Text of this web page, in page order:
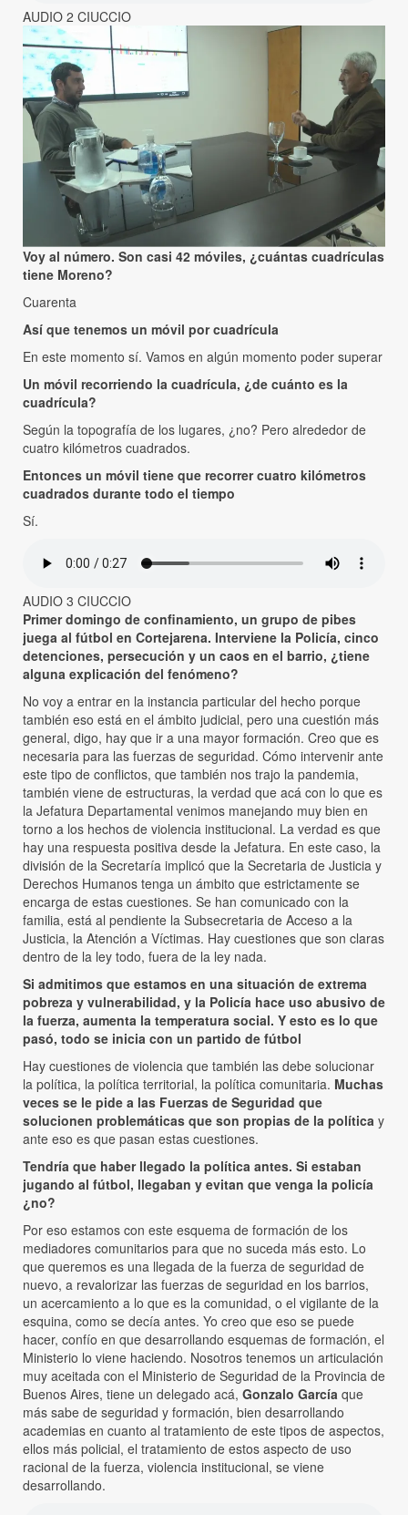
AUDIO 2 CIUCCIO
Voy al número. Son casi 42 móviles, ¿cuántas cuadrículas
tiene Moreno?
Cuarenta
Así que tenemos un móvil por cuadrícula
En este momento sí. Vamos en algún momento poder superar
Un móvil recorriendo la cuadrícula, ¿de cuánto es la
cuadrícula?
Según la topografía de los lugares, ¿no? Pero alrededor de
cuatro kilómetros cuadrados.
Entonces un móvil tiene que recorrer cuatro kilómetros
cuadrados durante todo el tiempo
Sí.
AUDIO 3 CIUCCIO
Primer domingo de confinamiento, un grupo de pibes
juega al fútbol en Cortejarena. Interviene la Policía, cinco
detenciones, persecución y un caos en el barrio, ¿tiene
alguna explicación del fenómeno?
No voy a entrar en la instancia particular del hecho porque
también eso está en el ámbito judicial, pero una cuestión más
general, digo, hay que ir a una mayor formación. Creo que es
necesaria para las fuerzas de seguridad. Cómo intervenir ante
este tipo de conflictos, que también nos trajo la pandemia,
también viene de estructuras, la verdad que acá con lo que es
la Jefatura Departamental venimos manejando muy bien en
torno a los hechos de violencia institucional. La verdad es que
hay una respuesta positiva desde la Jefatura. En este caso, la
división de la Secretaría implicó que la Secretaria de Justicia y
Derechos Humanos tenga un ámbito que estrictamente se
encarga de estas cuestiones. Se han comunicado con la
familia, está al pendiente la Subsecretaria de Acceso a la
Justicia, la Atención a Víctimas. Hay cuestiones que son claras
dentro de la ley todo, fuera de la ley nada.
Si admitimos que estamos en una situación de extrema
pobreza y vulnerabilidad, y la Policía hace uso abusivo de
la fuerza, aumenta la temperatura social. Y esto es lo que
pasó, todo se inicia con un partido de fútbol
Hay cuestiones de violencia que también las debe solucionar
la política, la política territorial, la política comunitaria. Muchas
veces se le pide a las Fuerzas de Seguridad que
solucionen problemáticas que son propias de la política y
ante eso es que pasan estas cuestiones.
Tendría que haber llegado la política antes. Si estaban
jugando al fútbol, llegaban y evitan que venga la policía
¿no?
Por eso estamos con este esquema de formación de los
mediadores comunitarios para que no suceda más esto. Lo
que queremos es una llegada de la fuerza de seguridad de
nuevo, a revalorizar las fuerzas de seguridad en los barrios,
un acercamiento a lo que es la comunidad, o el vigilante de la
esquina, como se decía antes. Yo creo que eso se puede
hacer, confío en que desarrollando esquemas de formación, el
Ministerio lo viene haciendo. Nosotros tenemos un articulación
muy aceitada con el Ministerio de Seguridad de la Provincia de
Buenos Aires, tiene un delegado acá, Gonzalo García que
más sabe de seguridad y formación, bien desarrollando
academias en cuanto al tratamiento de este tipos de aspectos,
ellos más policial, el tratamiento de estos aspecto de uso
racional de la fuerza, violencia institucional, se viene
desarrollando.